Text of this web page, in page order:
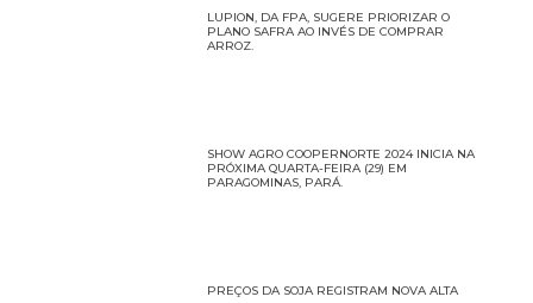
LUPION, DA FPA, SUGERE PRIORIZAR O
PLANO SAFRA AO INVÉS DE COMPRAR
ARROZ.
SHOW AGRO COOPERNORTE 2024 INICIA NA
PRÓXIMA QUARTA-FEIRA (29) EM
PARAGOMINAS, PARÁ.
PREÇOS DA SOJA REGISTRAM NOVA ALTA